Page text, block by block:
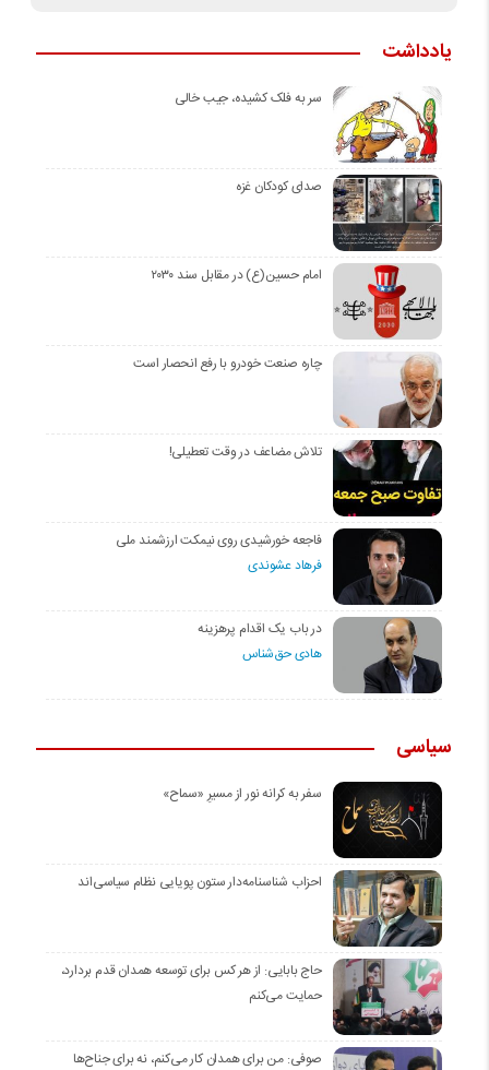
یادداشت
سر به فلک کشیده، جیب خالی
صدای کودکان غزه
امام حسین(ع) در مقابل سند ۲۰۳۰
چاره صنعت خودرو با رفع انحصار است
تلاش مضاعف در وقت تعطیلی!
فاجعه خورشیدی روی نیمکت ارزشمند ملی
فرهاد عشوندی
در باب یک اقدام پرهزینه
هادی حق‌شناس
سیاسی
سفر به کرانه‌ نور از مسیرِ «سماح»
احزاب شناسنامه‌دار ستون پویایی نظام سیاسی‌اند
حاج بابایی: از هر کس برای توسعه همدان قدم بردارد،
حمایت می‌کنم
صوفی: من برای همدان کار می‌کنم، نه برای جناح‌ها